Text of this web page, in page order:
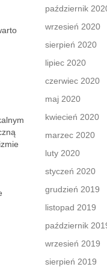
październik
wrzesień 2020
sierpień 2020
lipiec 2020
czerwiec 2020
maj 2020
kwiecień 2020
marzec 2020
luty 2020
styczeń 2020
grudzień 2019
listopad 2019
październik
wrzesień 2019
sierpień 2019